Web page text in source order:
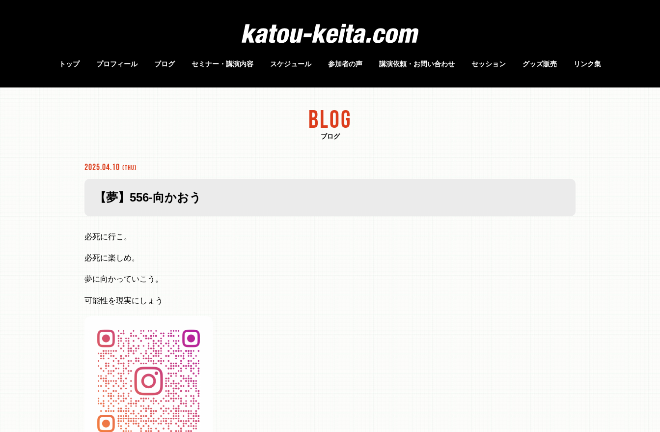
トップ プロフィール ブログ セミナー・講演内容 スケジュール 参加者の声 講演依頼・お問い合わせ セッション グッズ販売 リンク集
BLOG
ブログ
2025.04.10 (Thu)
【夢】556-向かおう
必死に行こ。
必死に楽しめ。
夢に向かっていこう。
可能性を現実にしょう